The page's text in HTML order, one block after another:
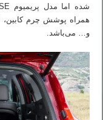
و… می‌باشد.